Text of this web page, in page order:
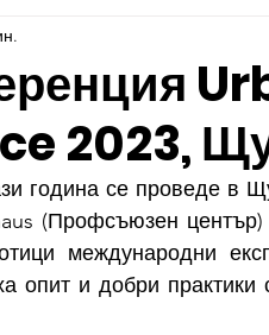
2023,
година се проведе в
(Профсъюзен
международни
опит и добри